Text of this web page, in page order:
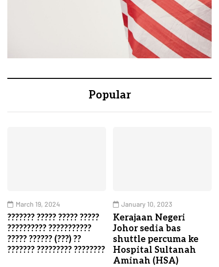
Popular
March 19, 2024
??????? ????? ????? ?????
?????????? ???????????
????? ?????? (???) ??
??????? ????????? ????????
January 10, 2023
Kerajaan Negeri
Johor sedia bas
shuttle percuma ke
Hospital Sultanah
Aminah (HSA)